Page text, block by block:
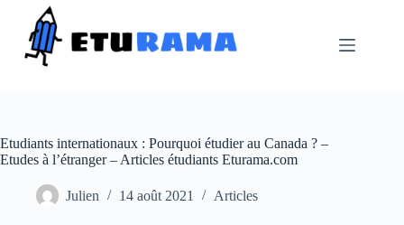
contenu
Etudiants internationaux : Pourquoi étudier au Canada ? –
Etudes à l’étranger – Articles étudiants Eturama.com
Julien 14 août 2021 Articles